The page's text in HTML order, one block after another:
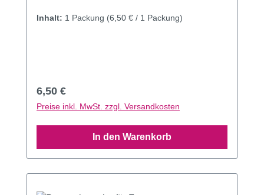
Inhalt: 1 Packung (6,50 € / 1 Packung)
Regulärer Preis:
6,50 €
Preise inkl. MwSt. zzgl. Versandkosten
In den Warenkorb